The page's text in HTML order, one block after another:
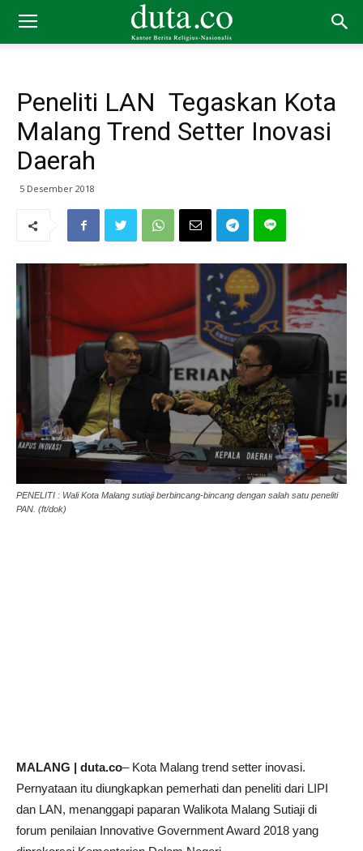
Peneliti LAN Tegaskan Kota
Malang Trend Setter Inovasi
Daerah
5 Desember 2018
PENELITI : Wali Kota Malang sutiaji berbincang-bincang dengan salah satu peneliti
PAN. (ft/dok)
MALANG | duta.co– Kota Malang trend setter inovasi.
Pernyataan itu diungkapkan pemerhati dan peneliti dari LIPI
dan LAN, menanggapi paparan Walikota Malang Sutiaji di
forum penilaian Innovative Government Award 2018 yang